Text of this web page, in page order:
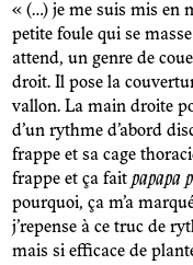
« (…) je me suis mis en
petite foule qui se
attend, un genre de
droit. Il pose la
vallon. La main droite
d’un rythme d’abord
frappe et sa cage
frappe et ça fait papapa
pourquoi, ça m’a
j’repense à ce truc de
mais si efficace de